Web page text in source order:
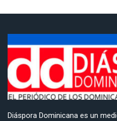
Diáspora Dominicana es un